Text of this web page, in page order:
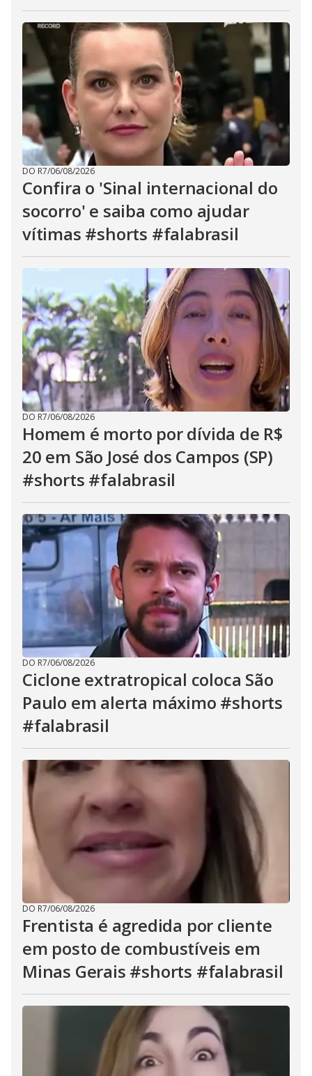
DO R7/06/08/2026
Confira o 'Sinal internacional do
socorro' e saiba como ajudar
vítimas #shorts #falabrasil
DO R7/06/08/2026
Homem é morto por dívida de R$
20 em São José dos Campos (SP)
#shorts #falabrasil
DO R7/06/08/2026
Ciclone extratropical coloca São
Paulo em alerta máximo #shorts
#falabrasil
DO R7/06/08/2026
Frentista é agredida por cliente
em posto de combustíveis em
Minas Gerais #shorts #falabrasil